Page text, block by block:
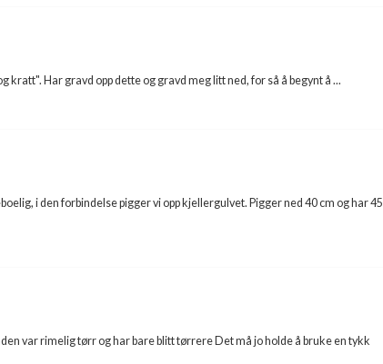
kratt". Har gravd opp dette og gravd meg litt ned, for så å begynt å ...
i den forbindelse pigger vi opp kjellergulvet. Pigger ned 40 cm og har 45
var rimelig tørr og har bare blitt tørrere Det må jo holde å bruke en tykk